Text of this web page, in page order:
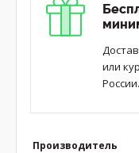
или
России.
Производитель